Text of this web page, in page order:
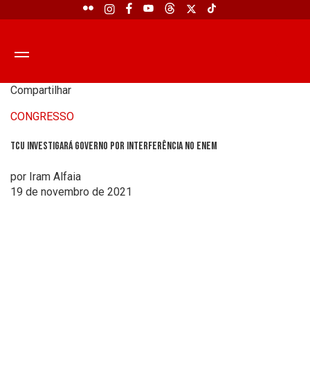
Compartilhar
CONGRESSO
TCU investigará governo por interferência no Enem
por Iram Alfaia
19 de novembro de 2021